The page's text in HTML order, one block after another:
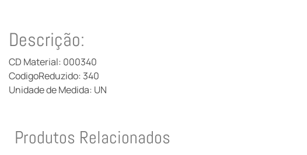
Descrição:
CD Material: 000340
CodigoReduzido: 340
Unidade de Medida: UN
Produtos Relacionados